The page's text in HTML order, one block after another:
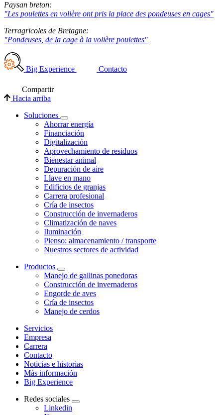
Paysan breton:
"Les poulettes en volière ont pris la place des pondeuses en cages"
Terragricoles de Bretagne:
"Pondeuses, de la cage à la volière poulettes"
Big Experience Contacto
Compartir
Hacia arriba
Soluciones
Ahorrar energía
Financiación
Digitalización
Aprovechamiento de residuos
Bienestar animal
Depuración de aire
Llave en mano
Edificios de granjas
Carrera profesional
Cría de insectos
Construcción de invernaderos
Climatización de naves
Iluminación
Pienso: almacenamiento / transporte
Nuestros sectores de actividad
Productos
Manejo de gallinas ponedoras
Construcción de invernaderos
Engorde de aves
Cría de insectos
Manejo de cerdos
Servicios
Empresa
Carrera
Contacto
Noticias e historias
Más información
Big Experience
Redes sociales
Linkedin